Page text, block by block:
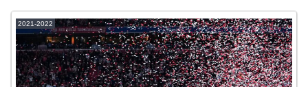
2021-2022